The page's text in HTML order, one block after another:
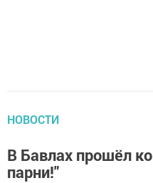
НОВОСТИ
В Бавлах прошёл
парни!"